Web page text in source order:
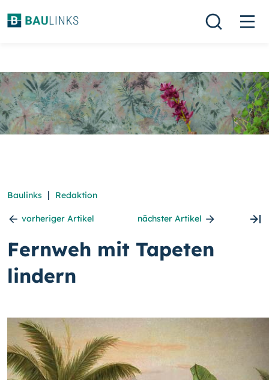
Baulinks | Redaktion
vorheriger Artikel nächster Artikel
Fernweh mit Tapeten
lindern